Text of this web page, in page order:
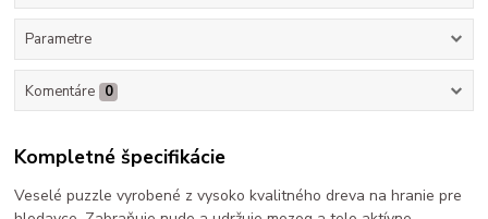
Parametre
Komentáre 0
Kompletné špecifikácie
Veselé puzzle vyrobené z vysoko kvalitného dreva na hranie pre